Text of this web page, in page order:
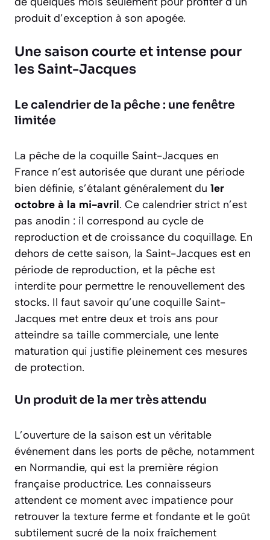
produit d’exception à son apogée.
Une saison courte et intense pour
les Saint-Jacques
Le calendrier de la pêche : une fenêtre
limitée
La pêche de la coquille Saint-Jacques en
France n’est autorisée que durant une période
bien définie, s’étalant généralement du 1er
octobre à la mi-avril. Ce calendrier strict n’est
pas anodin : il correspond au cycle de
reproduction et de croissance du coquillage. En
dehors de cette saison, la Saint-Jacques est en
période de reproduction, et la pêche est
interdite pour permettre le renouvellement des
stocks. Il faut savoir qu’une coquille Saint-
Jacques met entre deux et trois ans pour
atteindre sa taille commerciale, une lente
maturation qui justifie pleinement ces mesures
de protection.
Un produit de la mer très attendu
L’ouverture de la saison est un véritable
événement dans les ports de pêche, notamment
en Normandie, qui est la première région
française productrice. Les connaisseurs
attendent ce moment avec impatience pour
retrouver la texture ferme et fondante et le goût
subtilement sucré de la noix fraîchement